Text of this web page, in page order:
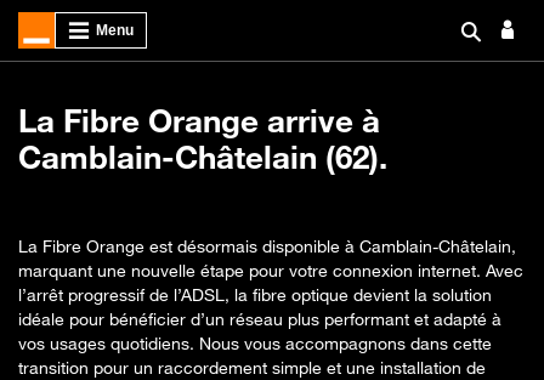
La Fibre Orange arrive à
Camblain-Châtelain (62).
La Fibre Orange est désormais disponible à Camblain-Châtelain,
marquant une nouvelle étape pour votre connexion internet. Avec
l’arrêt progressif de l’ADSL, la fibre optique devient la solution
idéale pour bénéficier d’un réseau plus performant et adapté à
vos usages quotidiens. Nous vous accompagnons dans cette
transition pour un raccordement simple et une installation de